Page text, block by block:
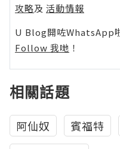
攻略及 活動情報
U Blog開咗WhatsApp
Follow 我哋 ！
相關話題
阿仙奴 賓福特